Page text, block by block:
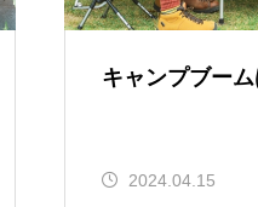
キャンプブー
2024.04.15